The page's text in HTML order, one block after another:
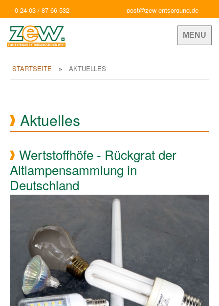
0 24 03 / 87 66-532 post@zew-entsorgung.de
MENU
STARTSEITE AKTUELLES
Aktuelles
Wertstoffhöfe - Rückgrat der
Altlampensammlung in
Deutschland